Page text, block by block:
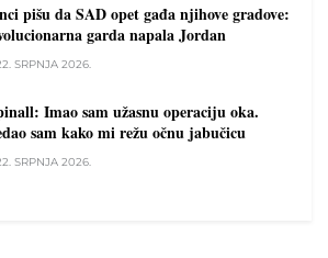
pišu da SAD opet gađa njihove gradove:
garda napala Jordan
SRPNJA 2026.
Imao sam užasnu operaciju oka.
sam kako mi režu očnu jabučicu
SRPNJA 2026.